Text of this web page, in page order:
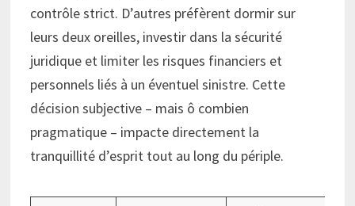
contrôle strict. D’autres préfèrent dormir sur
leurs deux oreilles, investir dans la sécurité
juridique et limiter les risques financiers et
personnels liés à un éventuel sinistre. Cette
décision subjective – mais ô combien
pragmatique – impacte directement la
tranquillité d’esprit tout au long du périple.